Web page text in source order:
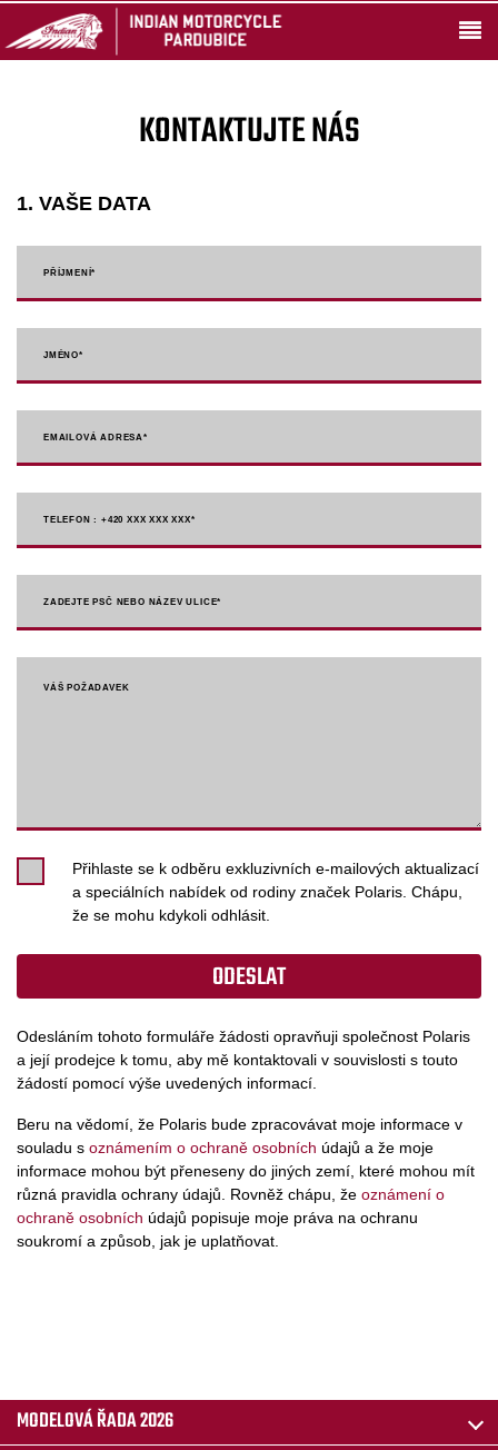
KONTAKTUJTE NÁS
1. VAŠE DATA
PŘÍJMENÍ*
JMÉNO*
EMAILOVÁ ADRESA*
TELEFON : +420 XXX XXX XXX*
ZADEJTE PSČ NEBO NÁZEV ULICE*
VÁŠ POŽADAVEK
Přihlaste se k odběru exkluzivních e-mailových aktualizací
a speciálních nabídek od rodiny značek Polaris. Chápu,
že se mohu kdykoli odhlásit.
Odesláním tohoto formuláře žádosti opravňuji společnost Polaris
a její prodejce k tomu, aby mě kontaktovali v souvislosti s touto
žádostí pomocí výše uvedených informací.
Beru na vědomí, že Polaris bude zpracovávat moje informace v
souladu s oznámením o ochraně osobních údajů a že moje
informace mohou být přeneseny do jiných zemí, které mohou mít
různá pravidla ochrany údajů. Rovněž chápu, že oznámení o
ochraně osobních údajů popisuje moje práva na ochranu
soukromí a způsob, jak je uplatňovat.
MODELOVÁ ŘADA 2026